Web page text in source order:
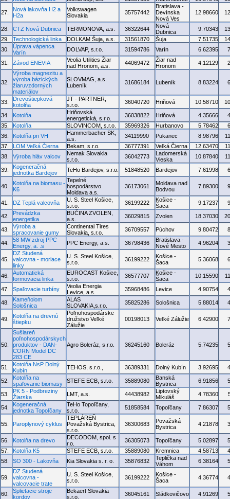
27.
Nová lakovňa H2 a
H2a
Volkswagen
Slovakia
35757442
Bratislava -
Devínska
Nová Ves
12.98660
28. CTZ Nová Dubnica TERMONOVA, a.s. 36322644
Nová
Dubnica
9.70343
29.
Technologická linka DOLKAM Šuja, a.s. 31561870 Šuja 7.51735
30.
Úprava vápenca
Varín
DOLVAP, s.r.o. 31594786 Varín 6.62395
31. Závod ENEVIA
Veolia Utilities Žiar
nad Hronom, a.s.
44069472
Žiar nad
Hronom
4.12129
32.
Výroba magnezitu a
výroba bázických
žiaruvzdorných
materiálov
SLOVMAG, a.s.
Lubeník
31686184 Lubeník 8.83224
33.
Drevoštiepková
kotolňa
JT - PARTNER,
s.r.o.
36040720 Hriňová 10.58710
34. Kotolňa
Hriňovská
energetická, s.r.o.
36038822 Hriňová 4.35666
35.
Kotolňa SLOVINCOM, s.r.o. 35969326 Hurbanovo 5.78462
36.
Kotolňa pri VH
Hammerbacher SK,
a.s.
34119990 Pukanec 8.98796
37.
LOM Veľká Čierna Bekam, s.r.o. 36777391 Veľká Čierna 12.63470
38.
Výroba hláv valcov
Nemak Slovakia
s.r.o.
36042773
Ladomerská
Vieska
10.87840
39.
Kogeneračná
jednotka Bardejov
TeHo Bardejov, s.r.o. 51848520 Bardejov 7.61998
40.
Kotolňa na biomasu -
K6
Tepelné
hospodárstvo
Moldava a.s.
36173061
Moldava nad
Bodvou
7.89300
41. DZ Teplá valcovňa
U. S. Steel Košice,
s.r.o.
36199222
Košice -
Šaca
9.17237
42.
Prevádzka
energetika
BUČINA ZVOLEN,
a.s.
36029815 Zvolen 18.37030
43.
Výroba a
spracovanie gumy
Continental Tires
Slovakia, s.r.o.
36709557 Púchov 9.80472
44.
58 MW zdroj PPC
Energy, a. .s
PPC Energy, a.s. 36798436
Bratislava -
Nové Mesto
4.96204
45.
DZ Studená
valcovna - moriace
linky
U. S. Steel Košice,
s.r.o.
36199222
Košice -
Šaca
5.36068
46.
Automatická
formovacia linka
EUROCAST Košice,
s.r.o.
36577707
Košice -
Šaca
10.15590
47. Spaľovacie turbíny
Veolia Energia
Levice, a.s.
35968486 Levice 4.90754
48.
Kameňolom
Sološnica
ALAS
SLOVAKIA,s.r.o.
35825286 Sološnica 5.88014
49.
Kotolňa na drevnú
štiepku
Poľnohospodárske
družstvo Veľké
Zálužie
00198013 Veľké Zálužie 6.42900
50.
Sušiareň
poľnohospodárskych
produktov - DAN-
CORN Model DC
283 CE
Agro Boleráz, s.r.o. 36245160 Boleráz 5.74235
51.
Kotolňa NsP Dolný
Kubín
TEHOS, s.r.o., 36389331 Dolný Kubín 3.92695
52.
Kotolňa na
spaľovanie biomasy
STEFE ECB, s.r.o. 35889080
Banská
Bystrica
6.91856
53.
PK 5 - Podbreziny
Žiarska
LMT, a.s. 44438982
Liptovský
Mikuláš
4.78360
54.
Kogeneračná
jednotka Topoľčany
TeHo Topoľčany,
s.r.o.
51858584 Topoľčany 7.86307
55. Paroplynový cyklus
TEPLÁREŇ
Považská Bystrica,
s.r.o.
36300683
Považská
Bystrica
4.21878
56. Kotolňa na drevo
DECODOM, spol. s
r.o.
36305073 Topoľčany 5.02897
57.
Kotolňa K5 STEFE ECB, s.r.o. 35889080 Kremnica 4.58713
58.
SO 300 - Lakovňa Kia Slovakia s. r. o. 35876832
Teplička nad
Váhom
6.38164
59.
DZ Studená
valcovna -
valcovacie trate
U. S. Steel Košice,
s.r.o.
36199222
Košice -
Šaca
4.36774
60.
Splietacie stroje
kordov
Bekaert Slovakia
s.r.o.
36045161 Sládkovičovo 4.91269